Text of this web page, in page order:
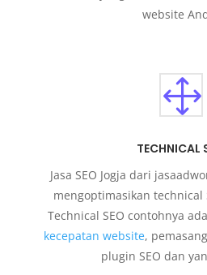
website
1
TECHNICAL
Jasa SEO Jogja dari
mengoptimasikan technical
Technical SEO contohnya
kecepatan website,
plugin SEO dan